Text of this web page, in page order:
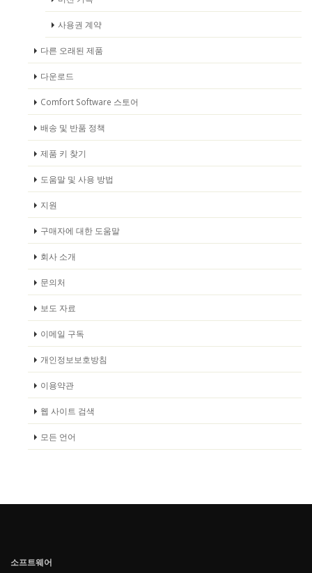
사용권 계약
다른 오래된 제품
다운로드
Comfort Software 스토어
배송 및 반품 정책
제품 키 찾기
도움말 및 사용 방법
지원
구매자에 대한 도움말
회사 소개
문의처
보도 자료
이메일 구독
개인정보보호방침
이용약관
웹 사이트 검색
모든 언어
소프트웨어